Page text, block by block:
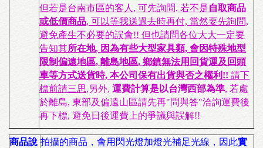
但若是台南市區的客人, 可先詢問, 若不是自取商品
或低價商品, 可以等我送過去時再付, 當然要先詢問,
避免產生不必要的誤會!! 但也請問各位大大一定要
告知其所在地, 因為有些大型家具類, 會因特殊地型
限制偏遠地區, 離島地區. 鄉鎮無法用回貨運及回頭
車等方式送貨時, 本公司保有出貨與否之權利!! 請下
標前請三思,另外, 運費計算是以台灣西部為準, 若處
於離島, 東部及偏遠山區請先再"問與答"洽詢運費後
再下標, 避免日後運費上的爭議與誤解!!
商品說 拍攝的商品，會用閃光燈加燈光補足光線，因此實